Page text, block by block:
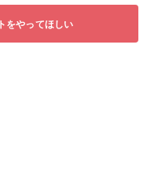
をやってほしい